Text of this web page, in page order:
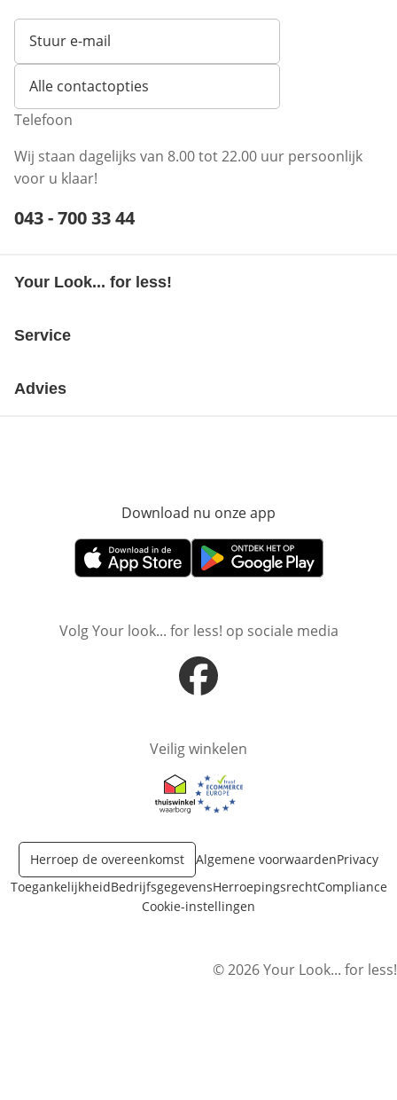
Stuur e-mail
Opent e-mailclient
Alle contactopties
Telefoon
Wij staan dagelijks van 8.00 tot 22.00 uur persoonlijk
voor u klaar!
Telefoonnummer:
043 - 700 33 44
Your Look... for less!
Service
Advies
Download nu onze app
Opent in nieuw vensterOpent in nieuw venster
Volg Your look... for less! op sociale media
Opent in nieuw venster
Veilig winkelen
Opent in nieuw venster
Opent in nieuw venster
Herroep de overeenkomst Algemene voorwaardenPrivacy
ToegankelijkheidBedrijfsgegevensHerroepingsrechtCompliance
Cookie-instellingen
© 2026 Your Look... for less!